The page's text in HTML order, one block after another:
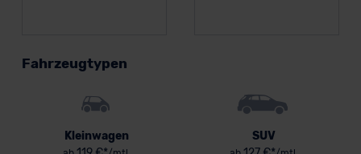
Fahrzeugtypen
Kleinwagen SUV